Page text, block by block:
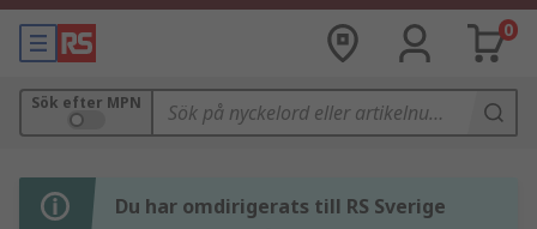
0
Sök efter MPN
Du har omdirigerats till RS Sverige